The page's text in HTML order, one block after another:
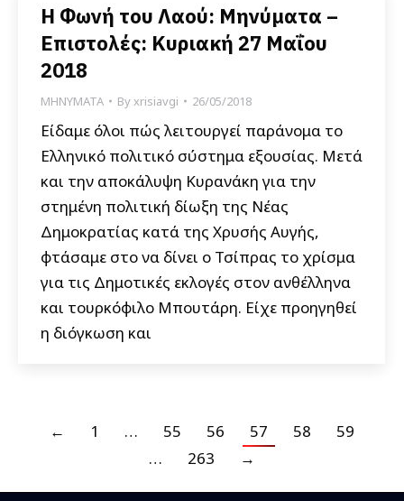
Η Φωνή του Λαού: Μηνύματα –
Επιστολές: Κυριακή 27 Μαΐου
2018
ΜΗΝΥΜΑΤΑ Byxrisiavgi 26/05/2018
Είδαμε όλοι πώς λειτουργεί παράνομα το
Ελληνικό πολιτικό σύστημα εξουσίας. Μετά
και την αποκάλυψη Κυρανάκη για την
στημένη πολιτική δίωξη της Νέας
Δημοκρατίας κατά της Χρυσής Αυγής,
φτάσαμε στο να δίνει ο Τσίπρας το χρίσμα
για τις Δημοτικές εκλογές στον ανθέλληνα
και τουρκόφιλο Μπουτάρη. Είχε προηγηθεί
η διόγκωση και
← 1 … 55 56 57 58
59
…
263 →